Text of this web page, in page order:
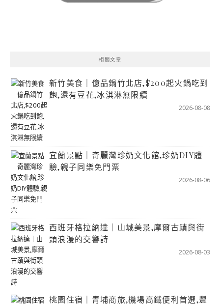
相關文章
新竹美食｜億品鍋竹北店,$200起火鍋吃到
飽,還有豆花,冰淇淋無限續
2026-08-08
宜蘭景點｜奇麗灣珍奶文化館,珍奶DIY體
驗,親子同樂免門票
2026-08-06
西班牙格拉納達｜山城美景,摩爾古蹟與街
頭浪漫的交響詩
2026-08-03
桃園住宿｜青埔商旅,機場高鐵便利首選,豐